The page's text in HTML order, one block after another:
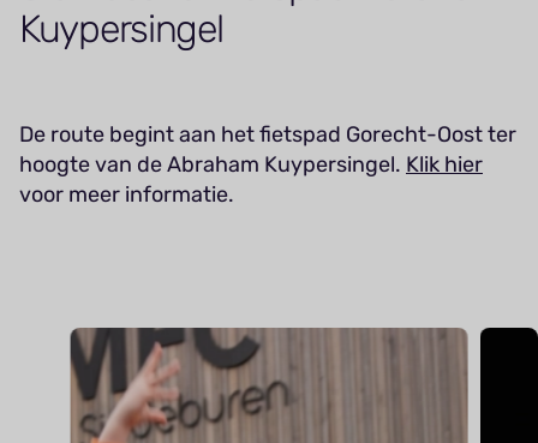
Kuypersingel
De route begint aan het fietspad Gorecht-Oost ter
hoogte van de Abraham Kuypersingel. Klik hier
voor meer informatie.